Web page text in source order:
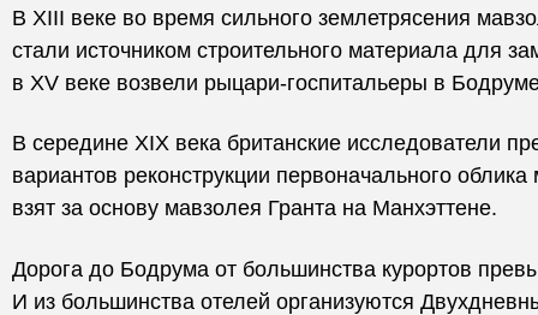
В XIII веке во время сильного землетрясения
стали источником строительного материала для
в XV веке возвели рыцари-госпитальеры в
В середине XIX века британские исследователи
вариантов реконструкции первоначального
взят за основу мавзолея Гранта на Манхэттене.
Дорога до Бодрума от большинства курортов
И из большинства отелей организуются